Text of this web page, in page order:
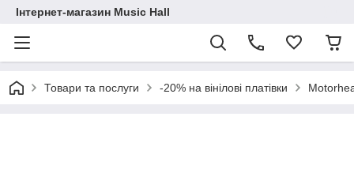
Інтернет-магазин Music Hall
Товари та послуги -20% на вінілові платівки